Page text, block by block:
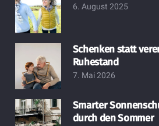
6. August 2025
Schenken statt
Ruhestand
7. Mai 2026
Smarter
durch den Sommer